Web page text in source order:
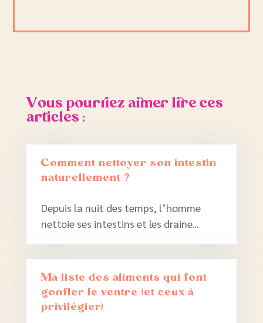
Vous pourriez aimer lire ces
articles :
Comment nettoyer son intestin
naturellement ?
Depuis la nuit des temps, l’homme
nettoie ses intestins et les draine...
Ma liste des aliments qui font
gonfler le ventre (et ceux à
privilégier)